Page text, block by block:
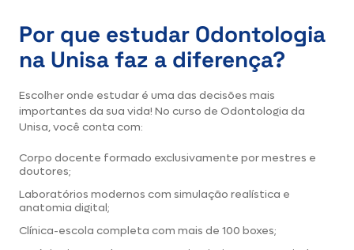
Por que estudar Odontologia
na Unisa faz a diferença?
Escolher onde estudar é uma das decisões mais
importantes da sua vida! No curso de Odontologia da
Unisa, você conta com:
Corpo docente formado exclusivamente por mestres e
doutores;
Laboratórios modernos com simulação realística e
anatomia digital;
Clínica-escola completa com mais de 100 boxes;